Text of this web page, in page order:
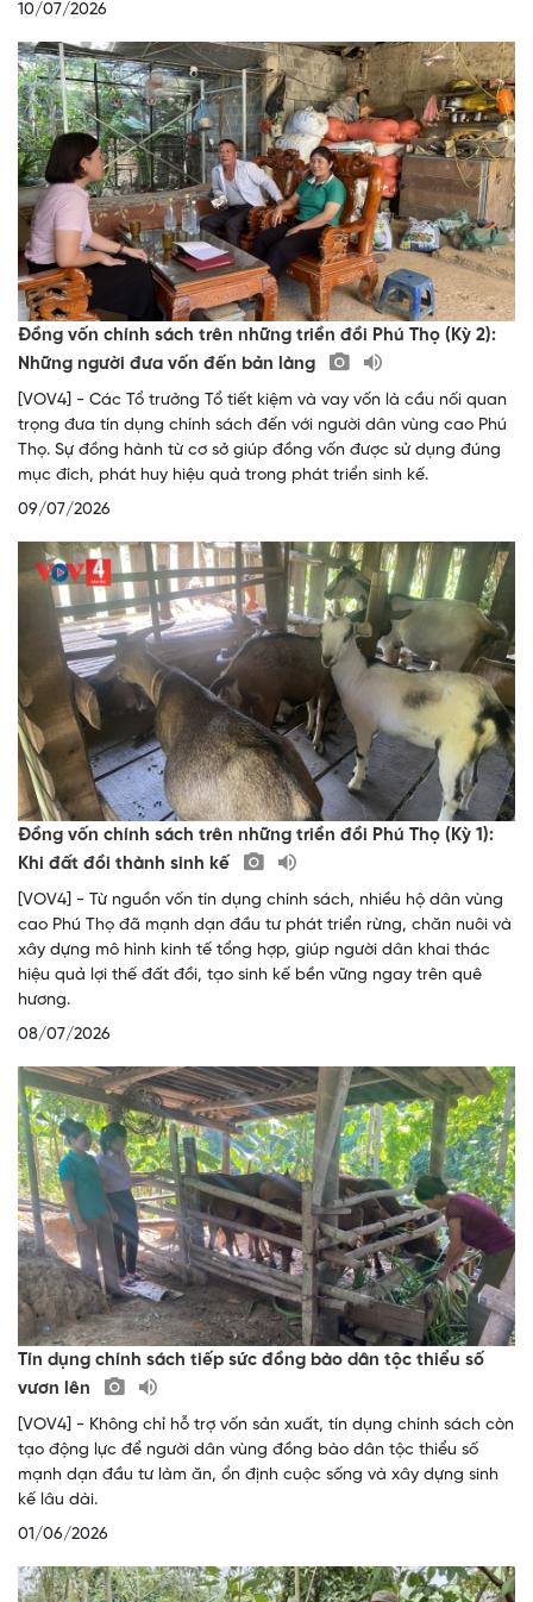
10/07/2026
Đồng vốn chính sách trên những triền đồi Phú Thọ (Kỳ 2):
Những người đưa vốn đến bản làng
[VOV4] - Các Tổ trưởng Tổ tiết kiệm và vay vốn là cầu nối quan
trọng đưa tín dụng chính sách đến với người dân vùng cao Phú
Thọ. Sự đồng hành từ cơ sở giúp đồng vốn được sử dụng đúng
mục đích, phát huy hiệu quả trong phát triển sinh kế.
09/07/2026
Đồng vốn chính sách trên những triền đồi Phú Thọ (Kỳ 1):
Khi đất đồi thành sinh kế
[VOV4] - Từ nguồn vốn tín dụng chính sách, nhiều hộ dân vùng
cao Phú Thọ đã mạnh dạn đầu tư phát triển rừng, chăn nuôi và
xây dựng mô hình kinh tế tổng hợp, giúp người dân khai thác
hiệu quả lợi thế đất đồi, tạo sinh kế bền vững ngay trên quê
hương.
08/07/2026
Tín dụng chính sách tiếp sức đồng bào dân tộc thiểu số
vươn lên
[VOV4] - Không chỉ hỗ trợ vốn sản xuất, tín dụng chính sách còn
tạo động lực để người dân vùng đồng bào dân tộc thiểu số
mạnh dạn đầu tư làm ăn, ổn định cuộc sống và xây dựng sinh
kế lâu dài.
01/06/2026